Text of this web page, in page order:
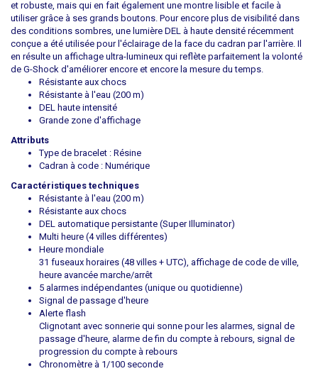
et robuste, mais qui en fait également une montre lisible et facile à
utiliser grâce à ses grands boutons. Pour encore plus de visibilité dans
des conditions sombres, une lumière DEL à haute densité récemment
conçue a été utilisée pour l'éclairage de la face du cadran par l'arrière. Il
en résulte un affichage ultra-lumineux qui reflète parfaitement la volonté
de G-Shock d'améliorer encore et encore la mesure du temps.
Résistante aux chocs
Résistante à l'eau (200 m)
DEL haute intensité
Grande zone d'affichage
Attributs
Type de bracelet : Résine
Cadran à code : Numérique
Caractéristiques techniques
Résistante à l'eau (200 m)
Résistante aux chocs
DEL automatique persistante (Super Illuminator)
Multi heure (4 villes différentes)
Heure mondiale
31 fuseaux horaires (48 villes + UTC), affichage de code de ville,
heure avancée marche/arrêt
5 alarmes indépendantes (unique ou quotidienne)
Signal de passage d'heure
Alerte flash
Clignotant avec sonnerie qui sonne pour les alarmes, signal de
passage d'heure, alarme de fin du compte à rebours, signal de
progression du compte à rebours
Chronomètre à 1/100 seconde